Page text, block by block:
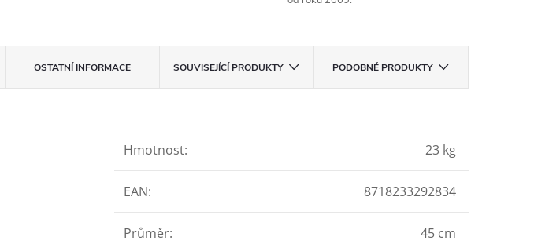
OSTATNÍ INFORMACE SOUVISEJÍCÍ PRODUKTY PODOBNÉ PRODUKTY
Hmotnost: 23 kg
EAN: 8718233292834
Průměr: 45 cm